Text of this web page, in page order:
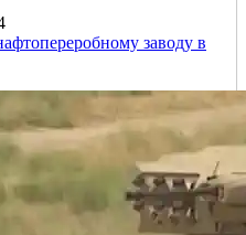
заводу в